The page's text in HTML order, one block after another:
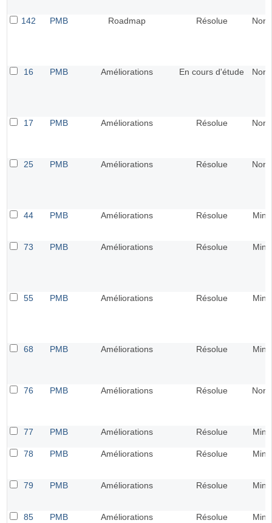
142 PMB Roadmap Résolue
16 PMB Améliorations En cours d'étude
17 PMB Améliorations Résolue
25 PMB Améliorations Résolue
44 PMB Améliorations Résolue
73 PMB Améliorations Résolue
55 PMB Améliorations Résolue
68 PMB Améliorations Résolue
76 PMB Améliorations Résolue
77 PMB Améliorations Résolue
78 PMB Améliorations Résolue
79 PMB Améliorations Résolue
85 PMB Améliorations Résolue